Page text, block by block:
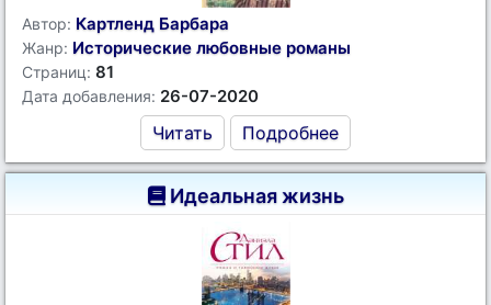
Автор: Картленд Барбара
Жанр: Исторические любовные романы
Страниц: 81
Дата добавления: 26-07-2020
Читать Подробнее
Идеальная жизнь